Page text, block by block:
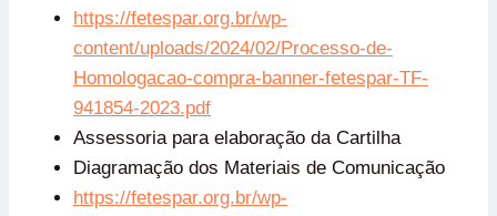
https://fetespar.org.br/wp-
content/uploads/2024/02/Processo-de-
Homologacao-compra-banner-fetespar-TF-
941854-2023.pdf
Assessoria para elaboração da Cartilha
Diagramação dos Materiais de Comunicação
https://fetespar.org.br/wp-